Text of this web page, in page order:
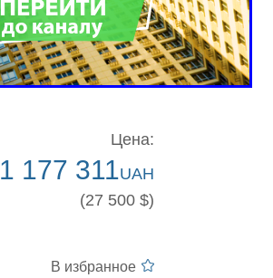
Цена:
1 177 311UAH
(27 500 $)
В избранное